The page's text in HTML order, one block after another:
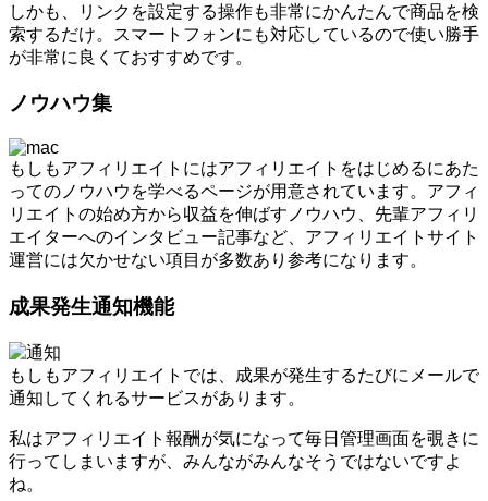
しかも、リンクを設定する操作も非常にかんたんで商品を検
索するだけ。スマートフォンにも対応しているので使い勝手
が非常に良くておすすめです。
ノウハウ集
もしもアフィリエイトにはアフィリエイトをはじめるにあた
ってのノウハウを学べるページが用意されています。アフィ
リエイトの始め方から収益を伸ばすノウハウ、先輩アフィリ
エイターへのインタビュー記事など、アフィリエイトサイト
運営には欠かせない項目が多数あり参考になります。
成果発生通知機能
もしもアフィリエイトでは、成果が発生するたびにメールで
通知してくれるサービスがあります。
私はアフィリエイト報酬が気になって毎日管理画面を覗きに
行ってしまいますが、みんながみんなそうではないですよ
ね。